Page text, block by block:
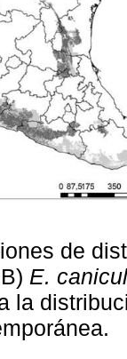
de
E.
la